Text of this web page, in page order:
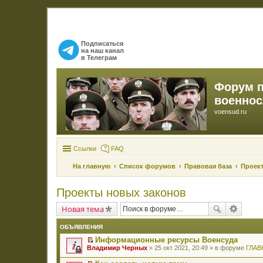
Подписаться
на наш канал
в Телеграм
Форум
voensud.ru
Ссылки FAQ
На главную Список форумов Правовая база
Проекты новых законов
Новая тема
ОБЪЯВЛЕНИЯ
П
р
Информационные ресурсы Военсуда
Владимир Черных » 25 окт 2021, 20:49 » в форуме